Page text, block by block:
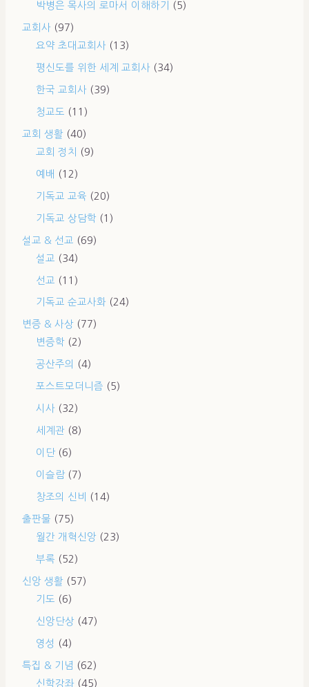
박병은 목사의 로마서 이해하기 (5)
교회사 (97)
요약 초대교회사 (13)
평신도를 위한 세계 교회사 (34)
한국 교회사 (39)
청교도 (11)
교회 생활 (40)
교회 정치
(9)
예배 (12)
기독교 교육 (20)
기독교 상담학 (1)
설교 & 선교
(69)
설교
(34)
선교 (11)
기독교 순교사화 (24)
변증 & 사상 (77)
변증학 (2)
공산주의 (4)
포스트모더니즘 (5)
시사 (32)
세계관 (8)
이단 (6)
이슬람 (7)
창조의 신비 (14)
출판물 (75)
월간 개혁신앙 (23)
부록 (52)
신앙 생활 (57)
기도 (6)
신앙단상 (47)
영성 (4)
특집 & 기념 (62)
신학강좌 (45)